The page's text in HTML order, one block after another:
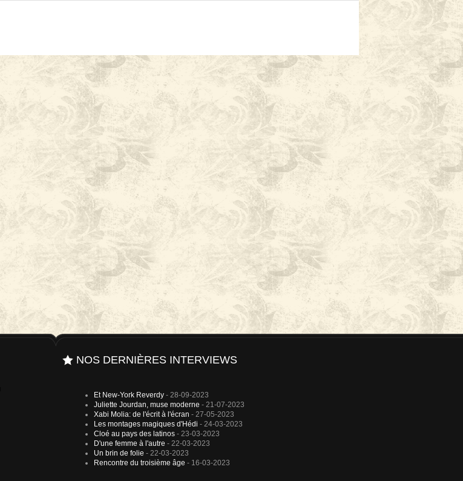
NOS DERNIÈRES INTERVIEWS
Et New-York Reverdy - 28-09-2023
Juliette Jourdan, muse moderne - 21-07-2023
Xabi Molia: de l'écrit à l'écran - 27-05-2023
Les montages magiques d'Hédi - 24-03-2023
Cloé au pays des latinos - 23-03-2023
D'une femme à l'autre - 22-03-2023
Un brin de folie - 22-03-2023
Rencontre du troisième âge - 16-03-2023